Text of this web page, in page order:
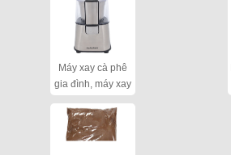
Máy xay cà phê
gia đình, máy xay